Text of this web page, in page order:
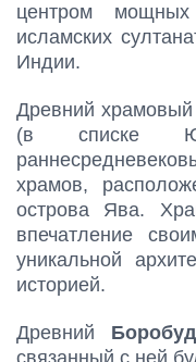
центром мощных
исламских
Индии.
Древний храмовый
(в списке
храмов,
острова Ява.
впечатление
уникальной
историей.
Древний
связанный с ней